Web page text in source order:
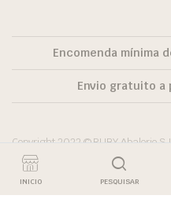
Encomenda mínima
Envio gratuito a
Copyright 2022 © RUBY Abalorio
INICIO PESQUISAR